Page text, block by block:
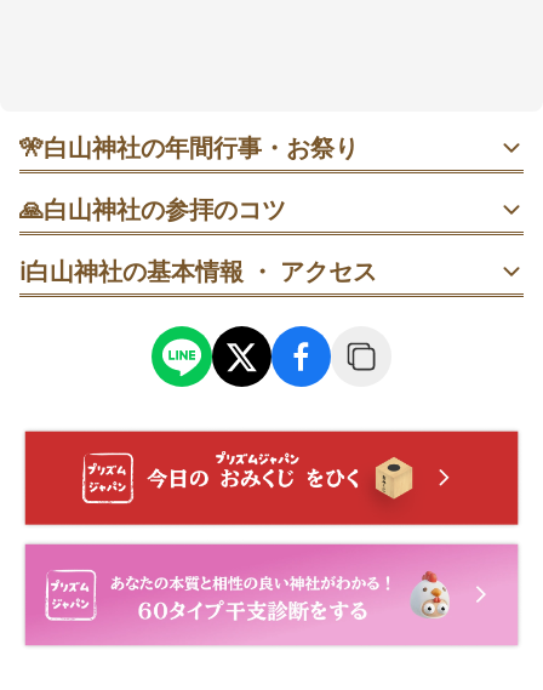
別公開で景色を一望でき、書き置きの御朱印も記念に
なります。
🎌白山神社の年間行事・お祭り
・ 6月7〜15日 文京あじさいまつり｜境内と隣接公園があ
じさい一色に。土日はイベントで賑わい、期間中は富士塚
を特別公開（10:00〜16:00）。本年は境内に駐車場がない
ため公共交通機関推奨。
・ 9月21日 例大祭｜地域の氏子が集う年中行事。神事中心
で、境内の滞在は午前〜日中が動きやすいことが多いで
🙏白山神社の参拝のコツ
1. 平日午前に到着し、参道→手水→拝殿の順で。混雑前は
花も活き活きとして見やすいです。
2. 雨の日は色が冴えるため、小ぶりの傘と滑りにくい靴で
ゆっくり回りましょう。
3. 文京あじさいまつり期間は10:00〜16:00の間に富士塚
へ。登拝は上り優先、下りは譲り合いで安全に。
4. 駅から徒歩ルートで移動。駐車場はないため公共交通機
関を使うとスムーズです。
ℹ️白山神社の基本情報 ・ アクセス